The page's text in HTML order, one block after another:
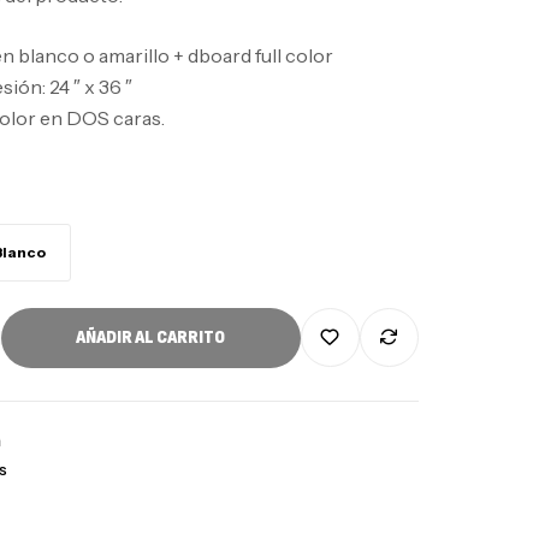
blanco o amarillo + dboard full color
24 ″ x 36 ″
en DOS caras.
AÑADIR AL CARRITO